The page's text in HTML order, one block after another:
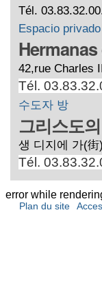
Tél.
Espacio privado
42,rue Charles
Tél.
수도자 방
그리스도
생 디지에 가(街
Tél.
error while
Plan du site